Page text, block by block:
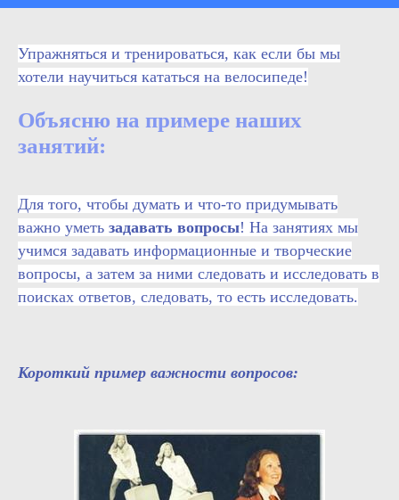
Упражняться и тренироваться, как если бы мы
хотели научиться кататься на велосипеде!
Объясню на примере наших
занятий:
Для того, чтобы думать и что-то придумывать
важно уметь задавать вопросы! На занятиях мы
учимся задавать информационные и творческие
вопросы, а затем за ними следовать и исследовать в
поисках ответов, следовать, то есть исследовать.
Короткий пример важности вопросов: